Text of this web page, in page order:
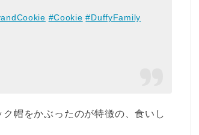
#Cookie #DuffyFamily
帽をかぶったのが特徴の、食いし